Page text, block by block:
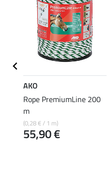
AKO
Rope PremiumLine 200
m
(0,28 € / 1 m)
55,90 €